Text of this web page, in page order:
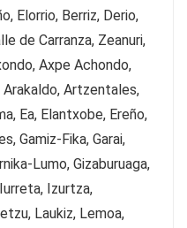
Elorrio, Berriz, Derio,
de Carranza, Zeanuri,
Axpe Achondo,
Arakaldo, Artzentales,
Ea, Elantxobe, Ereño,
Gamiz-Fika, Garai,
Lumo, Gizaburuaga,
Izurtza,
Laukiz, Lemoa,